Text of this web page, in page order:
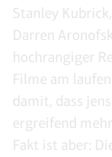
Stanley
Darren
hochrangiger
Filme am
damit, dass
ergreifend
Fakt ist aber: